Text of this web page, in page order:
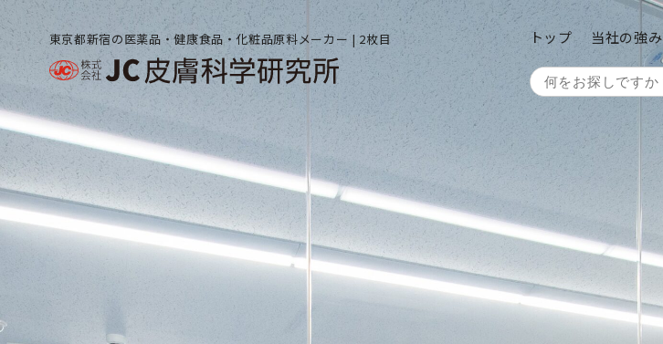
東京都新宿の医薬品・健康食品・化粧品原料メーカー | 2枚目 トップ 当社の強み